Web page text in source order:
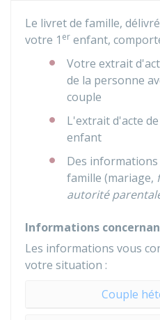
Le livret de famille,
votre 1 er enfant,
Votre extrait
de la personne
couple
L'extrait d'acte
enfant
Des
famille (mariage,
autorité
Informations
Les informations vous
votre situation :
Couple